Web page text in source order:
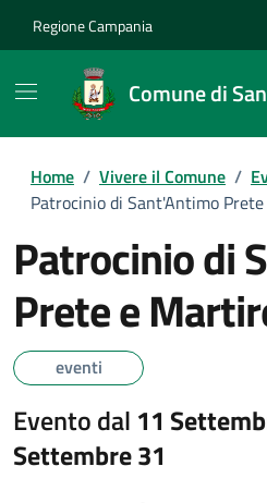
Regione Campania
Comune di
Home / Vivere il Comune /
Patrocinio di Sant'Antimo
Patrocinio di
Prete e
eventi
Evento dal 11
Settembre 31